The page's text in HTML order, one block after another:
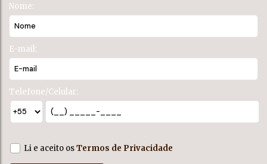
Nome:
E-mail:
Telefone/Celular:
Li e aceito osTermos de Privacidade